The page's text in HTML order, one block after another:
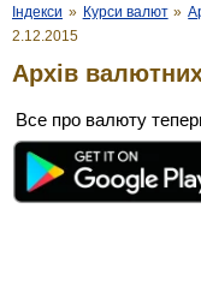
Індекси » Курси валют »
2.12.2015
Архів
Все про валюту